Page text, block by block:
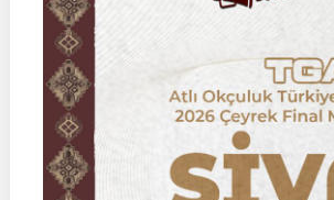
Müsabakası
02
Ağustos
2026
|
KÜTAHYA